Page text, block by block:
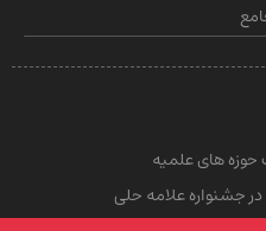
حوزه های علمیه
جشنواره علامه حلی